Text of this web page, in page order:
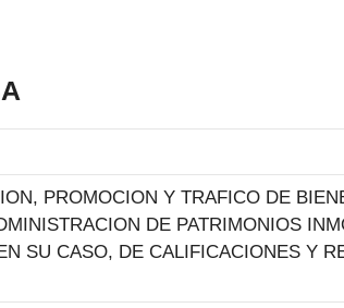
PROMOCION Y TRAFICO DE
DE PATRIMONIOS
SU CASO, DE CALIFICACIONES Y